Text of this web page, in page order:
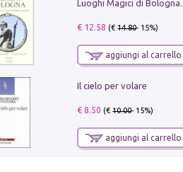
€ 12.58 (€14.80- 15%)
aggiungi al carrello
Il cielo per volare
€ 8.50 (€10.00- 15%)
aggiungi al carrello